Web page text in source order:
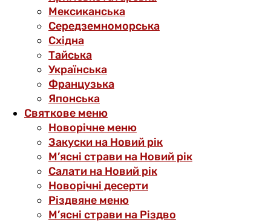
Мексиканська
Середземноморська
Східна
Тайська
Українська
Французька
Японська
Святкове меню
Новорічне меню
Закуски на Новий рік
М’ясні страви на Новий рік
Салати на Новий рік
Новорічні десерти
Різдвяне меню
М’ясні страви на Різдво